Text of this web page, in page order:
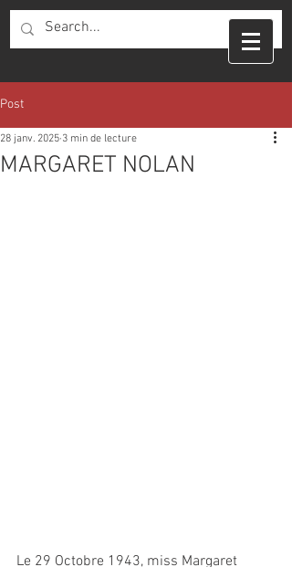
Post
MARGARET NOLAN
28 janv. 2025 3 min de lecture
Le 29 Octobre 1943, miss Margaret